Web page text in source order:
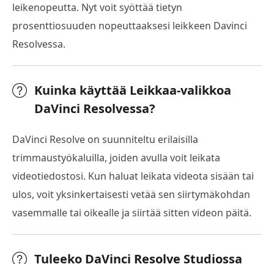
leikenopeutta. Nyt voit syöttää tietyn
prosenttiosuuden nopeuttaaksesi leikkeen Davinci
Resolvessa.
Kuinka käyttää Leikkaa-valikkoa
DaVinci Resolvessa?
DaVinci Resolve on suunniteltu erilaisilla
trimmaustyökaluilla, joiden avulla voit leikata
videotiedostosi. Kun haluat leikata videota sisään tai
ulos, voit yksinkertaisesti vetää sen siirtymäkohdan
vasemmalle tai oikealle ja siirtää sitten videon päitä.
Tuleeko DaVinci Resolve Studiossa